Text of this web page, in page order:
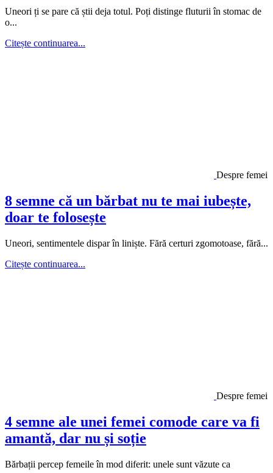
Uneori ți se pare că știi deja totul. Poți distinge fluturii în stomac de
o...
Citește continuarea...
Despre femei
8 semne că un bărbat nu te mai iubește,
doar te folosește
Uneori, sentimentele dispar în liniște. Fără certuri zgomotoase, fără...
Citește continuarea...
Despre femei
4 semne ale unei femei comode care va fi
amantă, dar nu și soție
Bărbații percep femeile în mod diferit: unele sunt văzute ca